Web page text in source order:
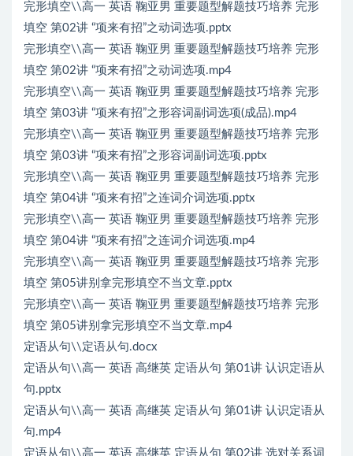
完形填空\\高一 英语 鞠亚男 重要题型解题技巧培养 完形
填空 第02讲 “项来有招”之动词选项.pptx
完形填空\\高一 英语 鞠亚男 重要题型解题技巧培养 完形
填空 第02讲 “项来有招”之动词选项.mp4
完形填空\\高一 英语 鞠亚男 重要题型解题技巧培养 完形
填空 第03讲 “项来有招”之形容词副词选项(成品).mp4
完形填空\\高一 英语 鞠亚男 重要题型解题技巧培养 完形
填空 第03讲 “项来有招”之形容词副词选项.pptx
完形填空\\高一 英语 鞠亚男 重要题型解题技巧培养 完形
填空 第04讲 “项来有招”之连词介词选项.pptx
完形填空\\高一 英语 鞠亚男 重要题型解题技巧培养 完形
填空 第04讲 “项来有招”之连词介词选项.mp4
完形填空\\高一 英语 鞠亚男 重要题型解题技巧培养 完形
填空 第05讲别拿完形填空不当文章.pptx
完形填空\\高一 英语 鞠亚男 重要题型解题技巧培养 完形
填空 第05讲别拿完形填空不当文章.mp4
定语从句\\定语从句.docx
定语从句\\高一 英语 高继英 定语从句 第01讲 认识定语从
句.pptx
定语从句\\高一 英语 高继英 定语从句 第01讲 认识定语从
句.mp4
定语从句\\高一 英语 高继英 定语从句 第02讲 选对关系词